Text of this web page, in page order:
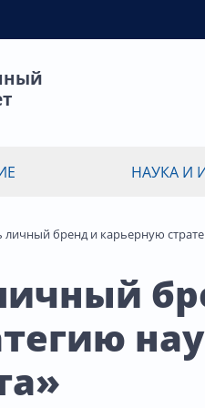
НАУКА И
личный бренд и карьерную